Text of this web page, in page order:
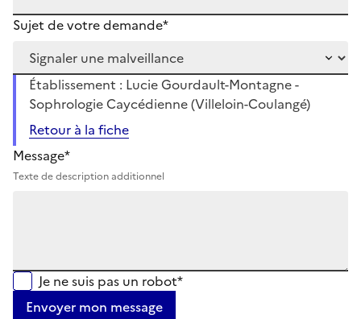
Sujet de votre demande*
Établissement : Lucie Gourdault-Montagne -
Sophrologie Caycédienne (Villeloin-Coulangé)
Retour à la fiche
Message*
Texte de description additionnel
Je ne suis pas un robot*
Envoyer mon message